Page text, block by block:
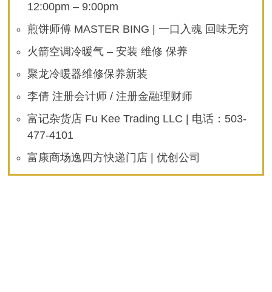
12:00pm – 9:00pm
煎饼师傅 MASTER BING | 一口入魂 回味无穷
火箭空调冷暖气 – 安装 维修 保养
聚龙冷暖器维修保养新装
李倩 注册会计师 / 注册金融理财师
富记杂货店 Fu Kee Trading LLC | 电话：503-
477-4101
富康商场逸四方快递门店 | 优创公司